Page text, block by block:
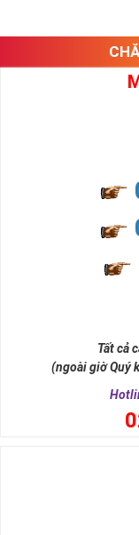
như sự sắp xếp của
Ý nghĩa sim tứ
nhiều thành công,
và tính hai mặt. Số 2
đời, nơi bạn phải đưa
Tất cả
(ngoài giờ Quý
0